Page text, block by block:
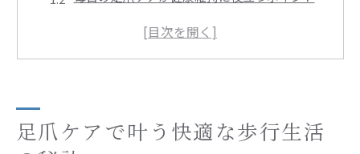
足爪の正しいケア習慣で疲れにくい足元へ
ドイツ式足爪ケアの専門技術と特徴を解説
足爪ケアで叶う快適な歩行生活